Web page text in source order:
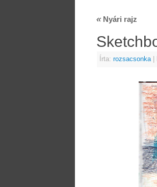
«Nyári rajz
Írta: rozsacsonka